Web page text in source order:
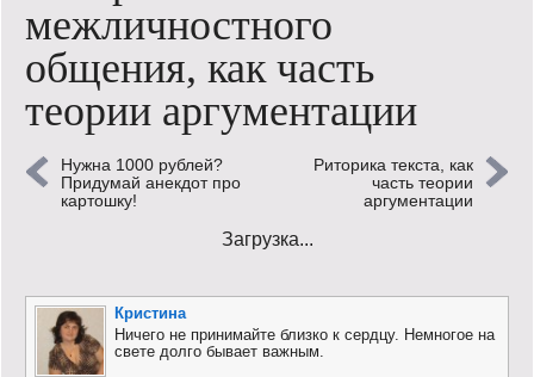
Кинообзор
Книгообзор
Лаконизмы
Логика
Слово гостям
межличностного
общения, как часть
теории аргументации
Нужна 1000 рублей?
Придумай анекдот про
картошку!
Риторика текста, как
часть теории
аргументации
Загрузка...
Кристина
Ничего не принимайте близко к сердцу. Немногое на
свете долго бывает важным.